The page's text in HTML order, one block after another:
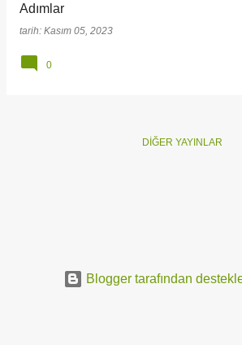
Adımlar
tarih: Kasım 05, 2023
0
DIĞER YAYINLAR
Blogger tarafından